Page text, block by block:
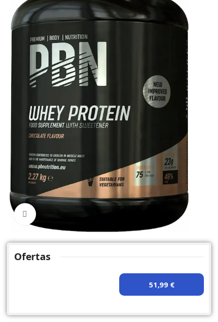
Click to enlarge
Ofertas
51,99 €